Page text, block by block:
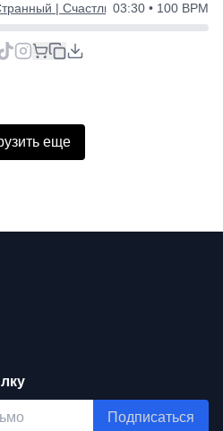
| Счастливый
03:30 • 100 BPM
еще
Подписаться